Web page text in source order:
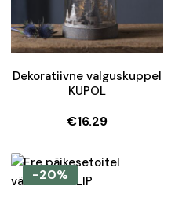
Dekoratiivne valguskuppel
KUPOL
€16.29
-20%